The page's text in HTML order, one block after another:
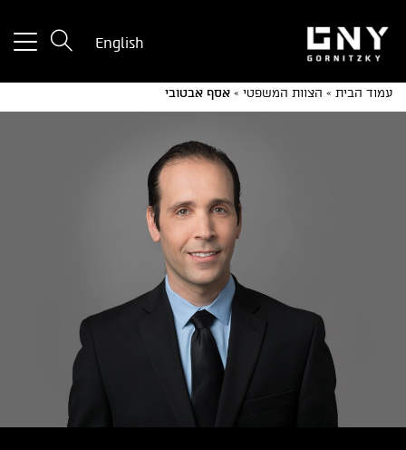
English
עמוד הבית » הצוות המשפטי » אסף אבטובי